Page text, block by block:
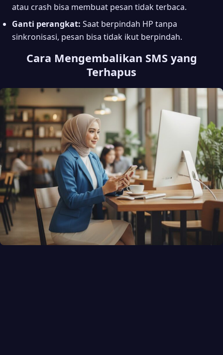
atau crash bisa membuat pesan tidak terbaca.
Ganti perangkat: Saat berpindah HP tanpa
sinkronisasi, pesan bisa tidak ikut berpindah.
Cara Mengembalikan SMS yang
Terhapus